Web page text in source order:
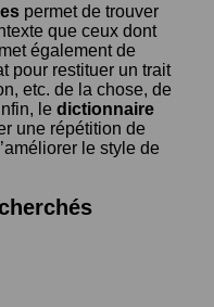
permet de trouver
que ceux dont
également de
pour restituer un trait
etc. de la chose, de
le dictionnaire
une répétition de
le style de